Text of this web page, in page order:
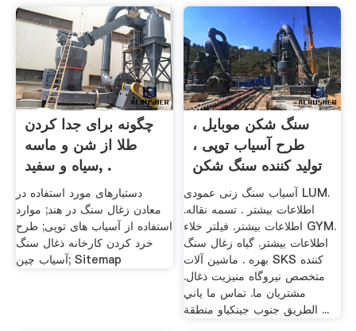
چگونه برای جدا کردن
طلا از شن و ماسه
سیاه و سفید, .
دستیارهای مورد استفاده در
معادن زغال سنگ در هند; موارد
استفاده از آسیاب های توپی; طرح
خرد کردن کارخانه ذغال سنگ
آسیاب چین; Sitemap
سنگ شکن موبایل ،
طرح آسیاب توپی ،
تولید کننده سنگ شکن
آسیاب سنگ زنی عمودی LUM.
اطلاعات بیشتر . تسمه نقاله.
اطلاعات بیشتر. فیلتر خلاء GYM.
اطلاعات بیشتر. گیاه زغال سنگ
بهره . ماشین آلات SKS کننده
متخصص نیروگاه منيزيت ذغال.
مشتریان ما. تماس ما ياني
الطريق جنوب جينكياو منطقة ...